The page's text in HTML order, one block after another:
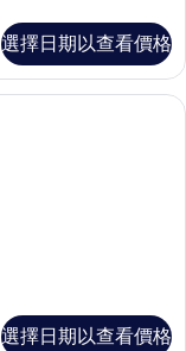
選擇日期以查看價格
視、有線頻道、電視、付
選擇日期以查看價格